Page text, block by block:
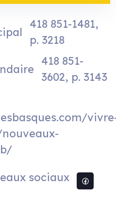
418 851-1481,
p. 3218
418 851-
3602, p. 3143
sociaux